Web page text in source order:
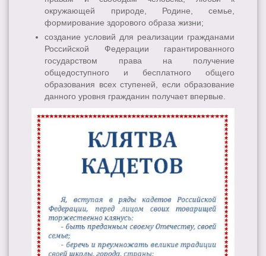
окружающей природе, Родине, семье,
формирование здорового образа жизни;
создание условий для реализации гражданами
Российской Федерации гарантированного
государством права на получение
общедоступного и бесплатного общего
образования всех ступеней, если образование
данного уровня гражданин получает впервые.